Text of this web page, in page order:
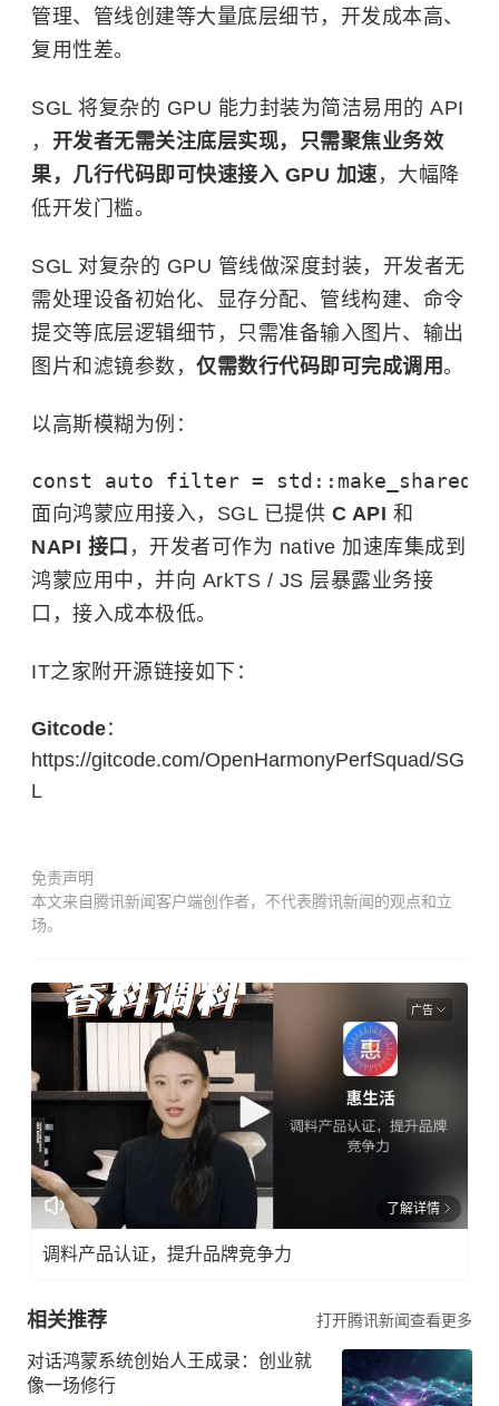
管理、管线创建等大量底层细节，开发成本高、
复用性差。
SGL 将复杂的 GPU 能力封装为简洁易用的 API
， 开发者无需关注底层实现，只需聚焦业务效
果，几行代码即可快速接入 GPU 加速 ，大幅降
低开发门槛。
SGL 对复杂的 GPU 管线做深度封装，开发者无
需处理设备初始化、显存分配、管线构建、命令
提交等底层逻辑细节，只需准备输入图片、输出
图片和滤镜参数， 仅需数行代码即可完成调用。
以高斯模糊为例：
const auto filter =
面向鸿蒙应用接入，SGL 已提供 C API 和
NAPI 接口 ，开发者可作为 native 加速库集成到
鸿蒙应用中，并向 ArkTS / JS 层暴露业务接
口，接入成本极低。
IT之家附开源链接如下：
Gitcode：
https://gitcode.com/OpenHarmonyPerfSquad/SG
L
免责声明
本文来自腾讯新闻客户端创作者，不代表腾讯新闻的观点和立
场。
广告
了解详情
调料产品认证，提升品牌竞争力
相关推荐 打开腾讯新闻查看更多
对话鸿蒙系统创始人王成录：创业就
像一场修行